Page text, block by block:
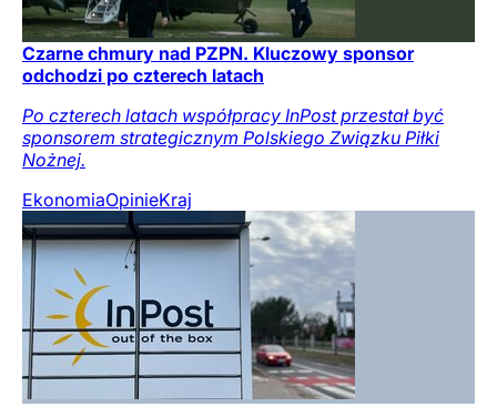
Czarne chmury nad PZPN. Kluczowy sponsor
odchodzi po czterech latach
Po czterech latach współpracy InPost przestał być
sponsorem strategicznym Polskiego Związku Piłki
Nożnej.
EkonomiaOpinieKraj